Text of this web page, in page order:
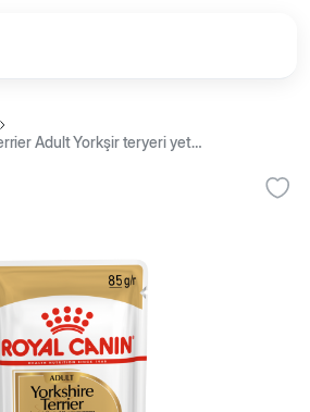
Royal Canin Yorkshire Terrier Adult Yorkşir teryeri yetkin it üçün nəm yem, 85 q